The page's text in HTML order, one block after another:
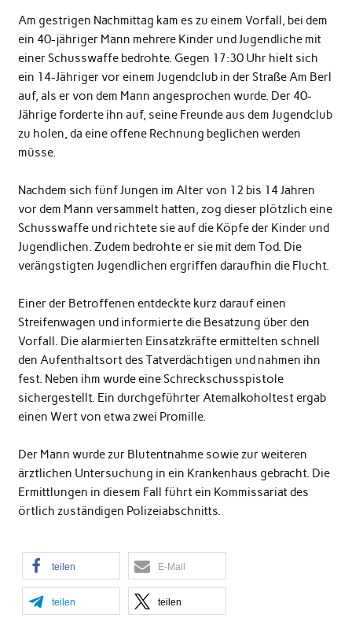
Am gestrigen Nachmittag kam es zu einem Vorfall, bei dem
ein 40-jähriger Mann mehrere Kinder und Jugendliche mit
einer Schusswaffe bedrohte. Gegen 17:30 Uhr hielt sich
ein 14-Jähriger vor einem Jugendclub in der Straße Am Berl
auf, als er von dem Mann angesprochen wurde. Der 40-
Jährige forderte ihn auf, seine Freunde aus dem Jugendclub
zu holen, da eine offene Rechnung beglichen werden
müsse.
Nachdem sich fünf Jungen im Alter von 12 bis 14 Jahren
vor dem Mann versammelt hatten, zog dieser plötzlich eine
Schusswaffe und richtete sie auf die Köpfe der Kinder und
Jugendlichen. Zudem bedrohte er sie mit dem Tod. Die
verängstigten Jugendlichen ergriffen daraufhin die Flucht.
Einer der Betroffenen entdeckte kurz darauf einen
Streifenwagen und informierte die Besatzung über den
Vorfall. Die alarmierten Einsatzkräfte ermittelten schnell
den Aufenthaltsort des Tatverdächtigen und nahmen ihn
fest. Neben ihm wurde eine Schreckschusspistole
sichergestellt. Ein durchgeführter Atemalkoholtest ergab
einen Wert von etwa zwei Promille.
Der Mann wurde zur Blutentnahme sowie zur weiteren
ärztlichen Untersuchung in ein Krankenhaus gebracht. Die
Ermittlungen in diesem Fall führt ein Kommissariat des
örtlich zuständigen Polizeiabschnitts.
teilen E-Mail
teilen teilen